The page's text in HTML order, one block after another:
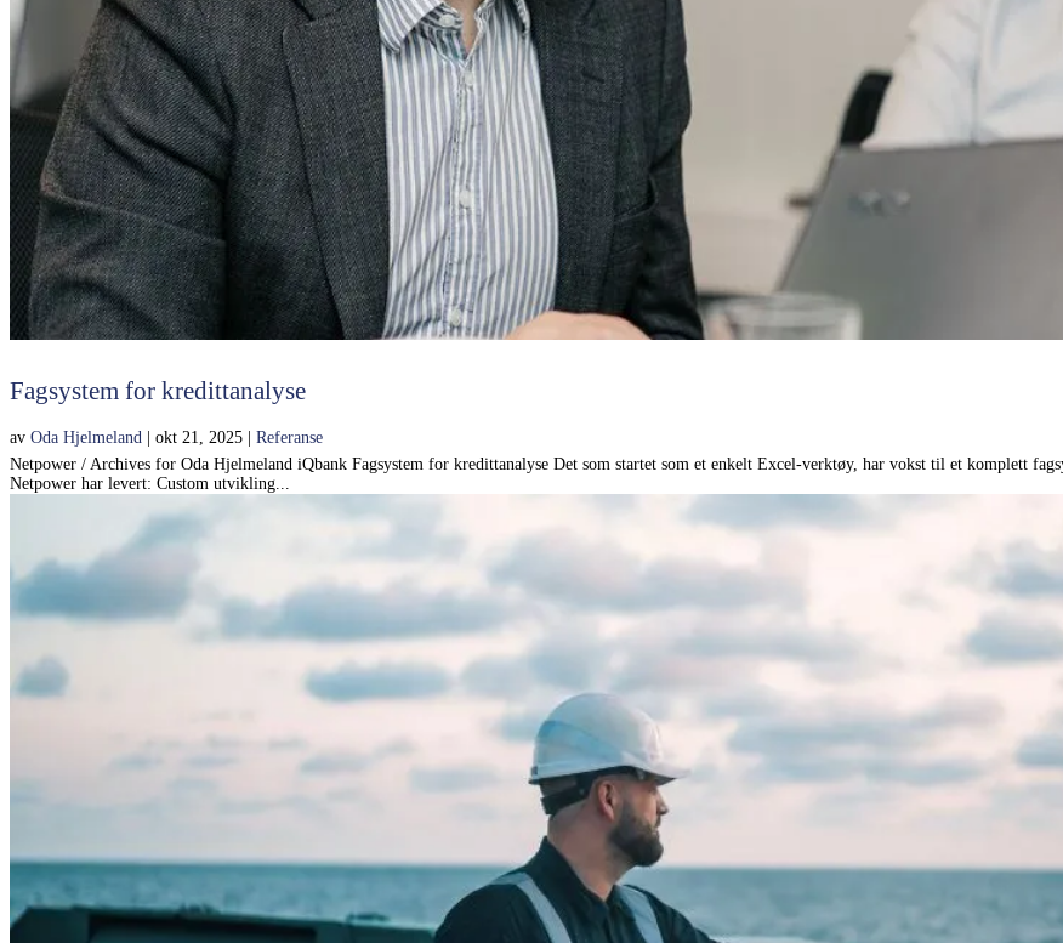
Fagsystem for kredittanalyse
av Oda Hjelmeland | okt 21, 2025 | Referanse
Netpower / Archives for Oda Hjelmeland iQbank Fagsystem for kredittanalyse Det som startet som et enkelt Excel-verktøy, har vokst til et komplett
Netpower har levert: Custom utvikling...